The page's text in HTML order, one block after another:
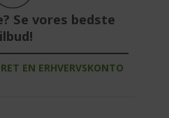
Se vores bedste
EN ERHVERVSKONTO